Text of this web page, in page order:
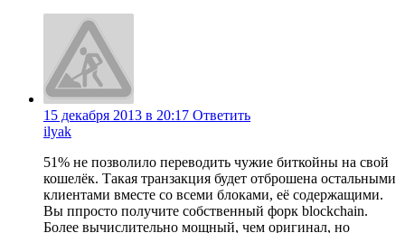
15 декабря 2013 в 20:17 Ответить
ilyak
51% не позволило переводить чужие биткойны на свой
кошелёк. Такая транзакция будет отброшена остальными
клиентами вместе со всеми блоками, её содержащими.
Вы ппросто получите собственный форк blockchain.
Более вычислительно мощный, чем оригинал, но